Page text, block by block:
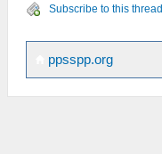
Subscribe to this thread
ppsspp.org